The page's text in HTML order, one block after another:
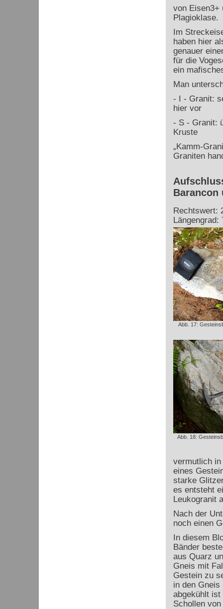
von Eisen3+
Plagioklase.
Im
haben hier
genauer
für die
ein
Man
- I - Granit:
hier vor
- S - Granit:
Kruste
„Kamm-
Graniten
Barancon
Rechtswert:
Längengrad:
Abb. 17:
Abb. 18:
vermutlich
eines
starke
es entsteht
Leukogranit
Nach der
noch einen
In diesem
Bänder
aus Quarz
Gneis mit
Gestein zu
in den
abgekühlt ist
Schollen